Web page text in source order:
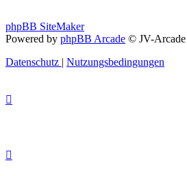
phpBB SiteMaker
Powered by phpBB Arcade © JV-
Datenschutz | Nutzungsbedingungen